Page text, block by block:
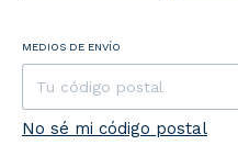
Entregas para el CP:
MEDIOS DE ENVÍO
No sé mi código postal